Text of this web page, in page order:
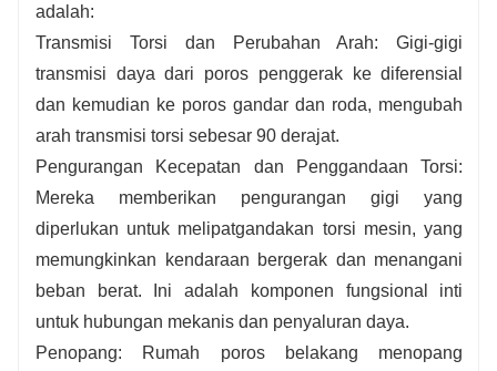
adalah:
Transmisi Torsi dan Perubahan Arah: Gigi-gigi
transmisi daya dari poros penggerak ke diferensial
dan kemudian ke poros gandar dan roda, mengubah
arah transmisi torsi sebesar 90 derajat.
Pengurangan Kecepatan dan Penggandaan Torsi:
Mereka memberikan pengurangan gigi yang
diperlukan untuk melipatgandakan torsi mesin, yang
memungkinkan kendaraan bergerak dan menangani
beban berat. Ini adalah komponen fungsional inti
untuk hubungan mekanis dan penyaluran daya.
Penopang: Rumah poros belakang menopang